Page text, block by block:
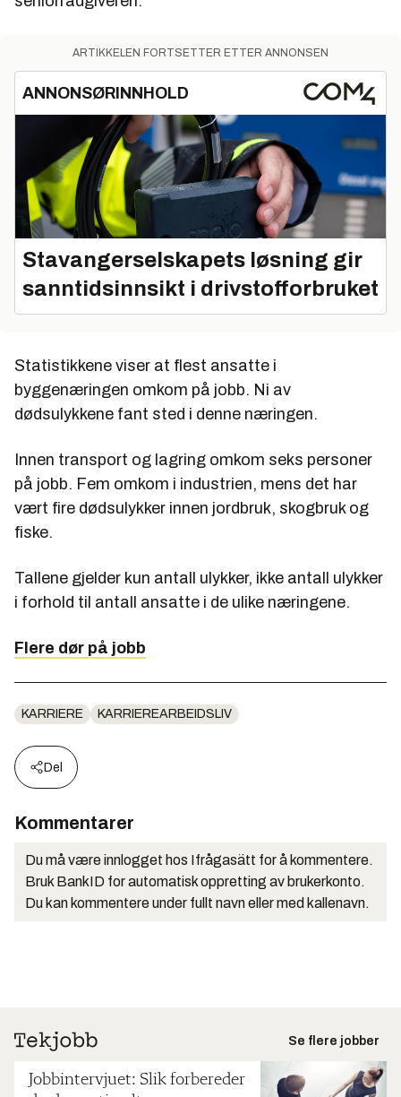
ARTIKKELEN FORTSETTER ETTER ANNONSEN
ANNONSØRINNHOLD
Stavangerselskapets løsning gir
sanntidsinnsikt i drivstofforbruket
Statistikkene viser at flest ansatte i
byggenæringen omkom på jobb. Ni av
dødsulykkene fant sted i denne næringen.
Innen transport og lagring omkom seks personer
på jobb. Fem omkom i industrien, mens det har
vært fire dødsulykker innen jordbruk, skogbruk og
fiske.
Tallene gjelder kun antall ulykker, ikke antall ulykker
i forhold til antall ansatte i de ulike næringene.
Flere dør på jobb
KARRIERE KARRIEREARBEIDSLIV
Del
Kommentarer
Du må være innlogget hos Ifrågasätt for å kommentere.
Bruk BankID for automatisk oppretting av brukerkonto.
Du kan kommentere under fullt navn eller med kallenavn.
Se flere jobber
Jobbintervjuet: Slik forbereder